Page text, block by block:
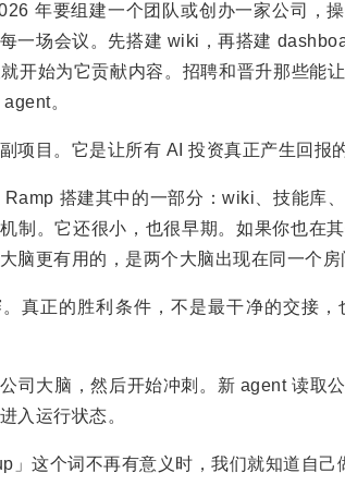
年要组建一个团队或创办一家公司，
一场会议。先搭建 wiki，再搭建
开始为它贡献内容。招聘和晋升那些能
。
副项目。它是让所有 AI 投资真正产生回报
Ramp 搭建其中的一部分：wiki、技能库
制。它还很小，也很早期。如果你也在
脑更有用的，是两个大脑出现在同一个房
真正的胜利条件，不是最干净的交接
司大脑，然后开始冲刺。新 agent 读取
入运行状态。
」这个词不再有意义时，我们就知道自己